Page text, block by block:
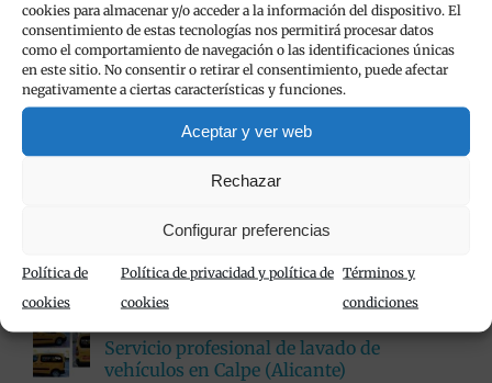
cookies para almacenar y/o acceder a la información del dispositivo. El
consentimiento de estas tecnologías nos permitirá procesar datos
como el comportamiento de navegación o las identificaciones únicas
en este sitio. No consentir o retirar el consentimiento, puede afectar
negativamente a ciertas características y funciones.
Aceptar y ver web
Rechazar
Configurar preferencias
Política de
cookies
Política de privacidad y política de
cookies
Términos y
condiciones
Viva Cars
Alquiler de furgonetas en Calpe con Viva
noviembre 24th, 2020
Servicio profesional de lavado de
vehículos en Calpe (Alicante)